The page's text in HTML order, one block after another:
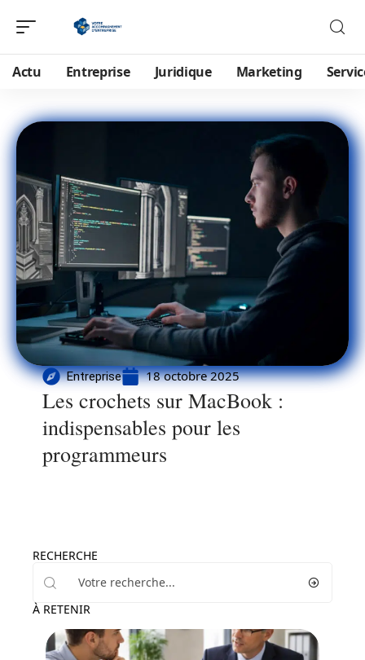
Actu Entreprise Juridique Marketing
Entreprise 18 octobre 2025
Les crochets sur MacBook :
indispensables pour les
programmeurs
RECHERCHE
À RETENIR